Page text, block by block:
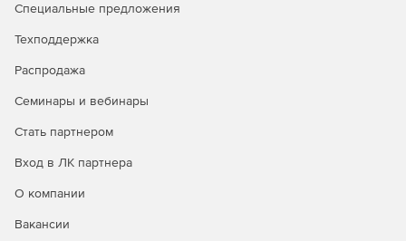
Поддержка межсетевого экрана для многосетевых ПК
Специальные предложения
Техподдержка
Распродажа
Семинары и вебинары
Стать партнером
Вход в ЛК партнера
О компании
Вакансии